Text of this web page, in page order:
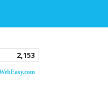
2,153